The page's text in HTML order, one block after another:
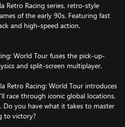
Retro Racing series, retro-style
of the early 90s. Featuring fast
and high-speed action.
World Tour fuses the pick-up-
and split-screen multiplayer.
Retro Racing: World Tour introduces
race through iconic global locations,
you have what it takes to master
to victory?